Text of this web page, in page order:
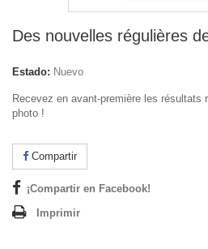
Des nouvelles régulières
Estado: Nuevo
Recevez en avant-première les résultats
photo !
Compartir
¡Compartir en Facebook!
Imprimir